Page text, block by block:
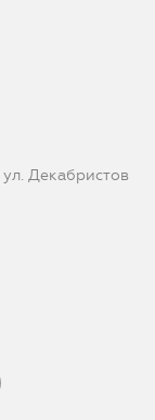
Декабристов